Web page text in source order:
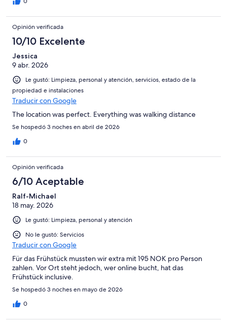
Opinión verificada
10/10 Excelente
Jessica
9 abr. 2026
Le gustó: Limpieza, personal y atención, servicios, estado de la
propiedad e instalaciones
Traducir con Google
The location was perfect. Everything was walking distance
Se hospedó 3 noches en abril de 2026
0
Opinión verificada
6/10 Aceptable
Ralf-Michael
18 may. 2026
Le gustó: Limpieza, personal y atención
No le gustó: Servicios
Traducir con Google
Für das Frühstück mussten wir extra mit 195 NOK pro Person
zahlen. Vor Ort steht jedoch, wer online bucht, hat das
Frühstück inclusive.
Se hospedó 3 noches en mayo de 2026
0